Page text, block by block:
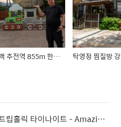
Destination
베스트 드레서
품 그..
태백 추전역 855m 한국에서 가장 높은 역
여기어때 트립홀릭 타이나이트 - Amazing Thailand 2부